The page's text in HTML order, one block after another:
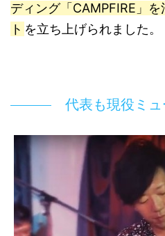
ディング「CAMPFIRE」
ト を立ち上げられました。
代表も現役ミュ